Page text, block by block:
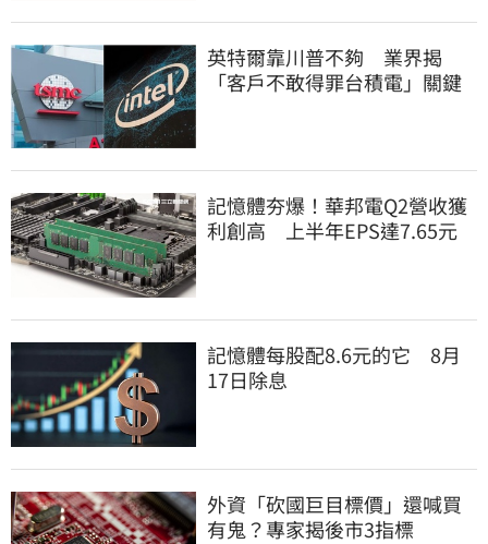
英特爾靠川普不夠 業界揭
「客戶不敢得罪台積電」關鍵
記憶體夯爆！華邦電Q2營收獲
利創高 上半年EPS達7.65元
記憶體每股配8.6元的它 8月
17日除息
外資「砍國巨目標價」還喊買
有鬼？專家揭後市3指標